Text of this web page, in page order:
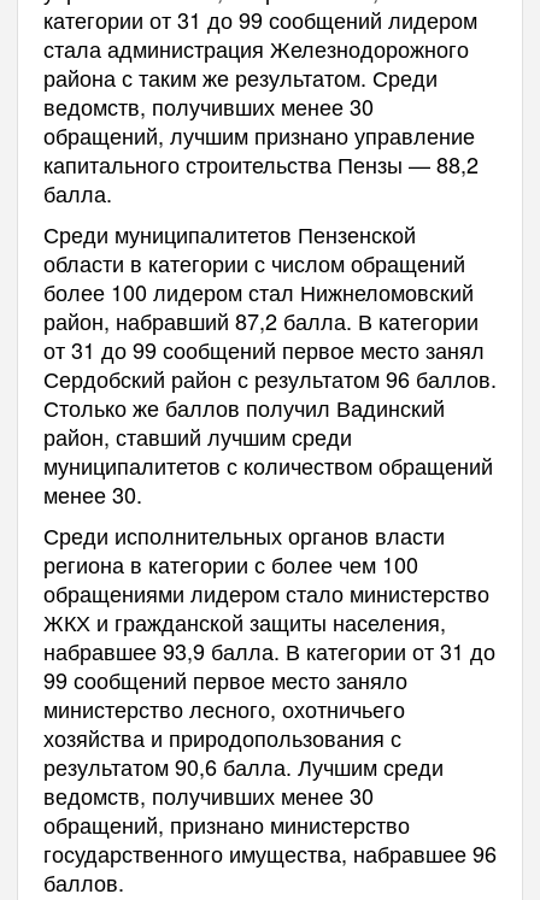
категории от 31 до 99 сообщений лидером
стала администрация Железнодорожного
района с таким же результатом. Среди
ведомств, получивших менее 30
обращений, лучшим признано управление
капитального строительства Пензы — 88,2
балла.
Среди муниципалитетов Пензенской
области в категории с числом обращений
более 100 лидером стал Нижнеломовский
район, набравший 87,2 балла. В категории
от 31 до 99 сообщений первое место занял
Сердобский район с результатом 96 баллов.
Столько же баллов получил Вадинский
район, ставший лучшим среди
муниципалитетов с количеством обращений
менее 30.
Среди исполнительных органов власти
региона в категории с более чем 100
обращениями лидером стало министерство
ЖКХ и гражданской защиты населения,
набравшее 93,9 балла. В категории от 31 до
99 сообщений первое место заняло
министерство лесного, охотничьего
хозяйства и природопользования с
результатом 90,6 балла. Лучшим среди
ведомств, получивших менее 30
обращений, признано министерство
государственного имущества, набравшее 96
баллов.